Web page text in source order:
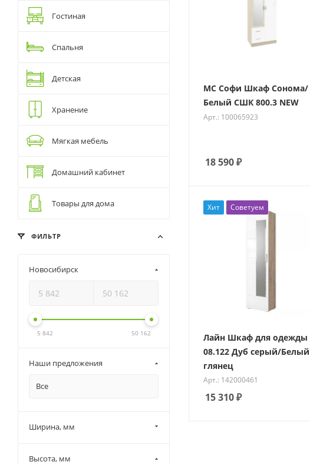
МС Софи Шкаф Сонома/
Белый СШК 800.3 NEW
Арт.: 100065923
18 590₽
Хит Советуем
Лайн Шкаф для одежды
08.122 Дуб серый/Белый
глянец
Арт.: 142000461
15 310₽
Гостиная
Спальня
Детская
Хранение
Мягкая мебель
Домашний кабинет
Товары для дома
ФИЛЬТР
Новосибирск
5 842 50 162
Наши предложения
Все
Ширина, мм
Высота, мм